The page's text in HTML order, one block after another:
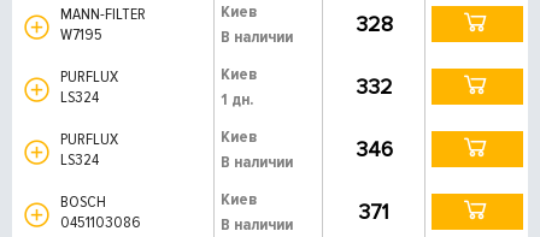
MANN-FILTER
W7195
Киев
В наличии
328
PURFLUX
LS324
Киев
1 дн.
332
PURFLUX
LS324
Киев
В наличии
346
BOSCH
0451103086
Киев
В наличии
371